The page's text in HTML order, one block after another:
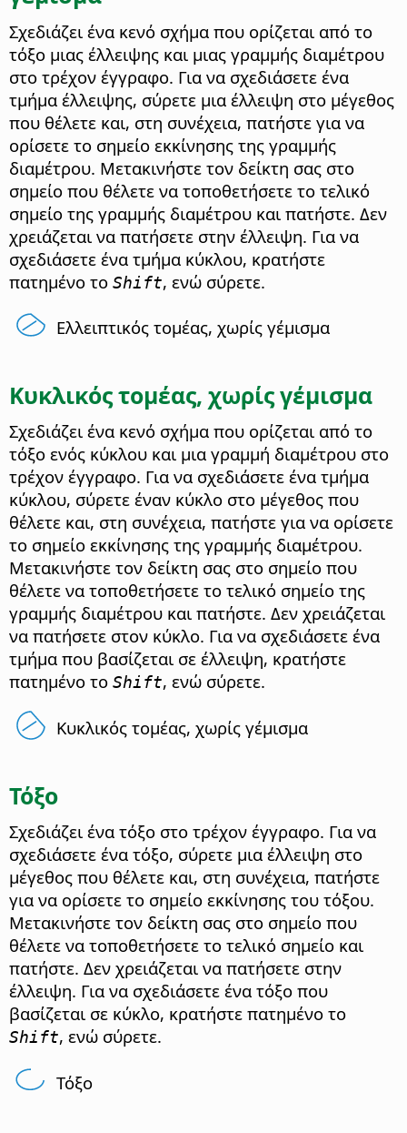
Σχεδιάζει ένα κενό σχήμα που ορίζεται από το
τόξο μιας έλλειψης και μιας γραμμής διαμέτρου
στο τρέχον έγγραφο. Για να σχεδιάσετε ένα
τμήμα έλλειψης, σύρετε μια έλλειψη στο μέγεθος
που θέλετε και, στη συνέχεια, πατήστε για να
ορίσετε το σημείο εκκίνησης της γραμμής
διαμέτρου. Μετακινήστε τον δείκτη σας στο
σημείο που θέλετε να τοποθετήσετε το τελικό
σημείο της γραμμής διαμέτρου και πατήστε. Δεν
χρειάζεται να πατήσετε στην έλλειψη. Για να
σχεδιάσετε ένα τμήμα κύκλου, κρατήστε
πατημένο το Shift, ενώ σύρετε.
Ελλειπτικός τομέας, χωρίς γέμισμα
Κυκλικός τομέας, χωρίς γέμισμα
Σχεδιάζει ένα κενό σχήμα που ορίζεται από το
τόξο ενός κύκλου και μια γραμμή διαμέτρου στο
τρέχον έγγραφο. Για να σχεδιάσετε ένα τμήμα
κύκλου, σύρετε έναν κύκλο στο μέγεθος που
θέλετε και, στη συνέχεια, πατήστε για να ορίσετε
το σημείο εκκίνησης της γραμμής διαμέτρου.
Μετακινήστε τον δείκτη σας στο σημείο που
θέλετε να τοποθετήσετε το τελικό σημείο της
γραμμής διαμέτρου και πατήστε. Δεν χρειάζεται
να πατήσετε στον κύκλο. Για να σχεδιάσετε ένα
τμήμα που βασίζεται σε έλλειψη, κρατήστε
πατημένο το Shift, ενώ σύρετε.
Κυκλικός τομέας, χωρίς γέμισμα
Τόξο
Σχεδιάζει ένα τόξο στο τρέχον έγγραφο. Για να
σχεδιάσετε ένα τόξο, σύρετε μια έλλειψη στο
μέγεθος που θέλετε και, στη συνέχεια, πατήστε
για να ορίσετε το σημείο εκκίνησης του τόξου.
Μετακινήστε τον δείκτη σας στο σημείο που
θέλετε να τοποθετήσετε το τελικό σημείο και
πατήστε. Δεν χρειάζεται να πατήσετε στην
έλλειψη. Για να σχεδιάσετε ένα τόξο που
βασίζεται σε κύκλο, κρατήστε πατημένο το
Shift, ενώ σύρετε.
Τόξο